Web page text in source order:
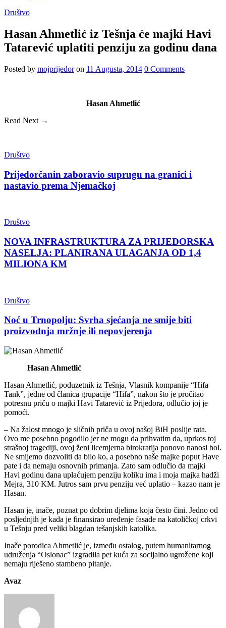
Društvo
Hasan Ahmetlić iz Tešnja će majki Havi
Tatarević uplatiti penziju za godinu dana
Posted by mojprijedor on 11 Augusta, 2014 0 Comments
Hasan Ahmetlić
Read Next →
Društvo
Prijedorčanin zaboravio suprugu na granici i
nastavio prema Njemačkoj
Društvo
NOVA INFRASTRUKTURA ZA PRIJEDORSKA
NASELJA: PLANIRANA ULAGANJA OD 1,4
MILIONA KM
Društvo
Noć u Trnopolju: Svrha sjećanja ne smije biti
proizvodnja mržnje ili nepovjerenja
Hasan Ahmetlić
Hasan Ahmetlić, poduzetnik iz Tešnja, Vlasnik kompanije “Hifa
Tank”, jedne od članica grupacije “Hifa”, nakon što je pročitao
potresnu priču o majki Havi Tatarević iz Prijedora, odlučio joj je
pomoći.
– Na žalost mnogo je sličnih priča u ovoj našoj BiH poslije rata.
Ovo me posebno pogodilo jer ne mogu da prihvatim da, uprkos toj
strašnoj tragediji, ovoj ženi licemjerna birokratija ponovo nanosi bol.
Ne smijemo dozvoliti da bilo ko, a posebno naše majke poput Have
pate i da nemaju osnovnih primanja. Zato sam odlučio da majki
Havi godinu dana uplaćujem penziju koliku ima i moja majka hadži
Mejra, 310 KM. Jutros sam prvu penziju već uplatio – kazao nam je
Hasan.
Hasan je, inače, poznat po dobrim djelima koja često čini. Jedno od
posljednjih je kada je finansirao uređenje fasade na katoličkoj crkvi
u Tešnju pred veliki blagdan tešanjskih katolika.
Inače porodica Ahmetlić je, između ostalog, putem humanitarnog
udruženja “Oslonac” izgradila pet kuća za socijalno ugrožene koji
nemaju riješeno stambeno pitanje.
Avaz